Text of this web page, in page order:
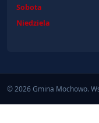
Sobota
Niedziela
© 2026 Gmina Mochowo.